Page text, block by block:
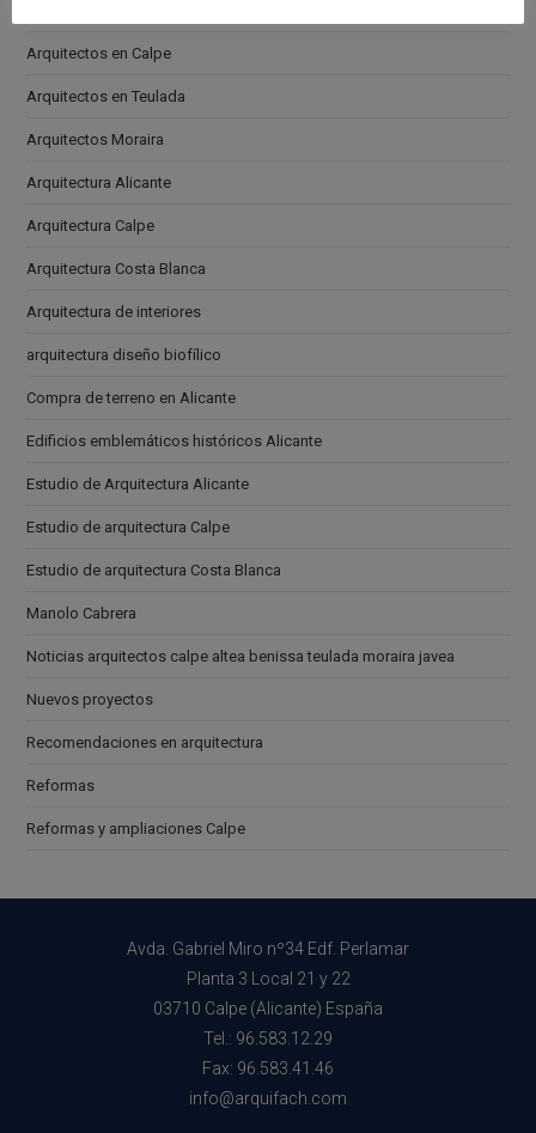
Arquitectos en Calpe
Arquitectos en Teulada
Arquitectos Moraira
Arquitectura Alicante
Arquitectura Calpe
Arquitectura Costa Blanca
Arquitectura de interiores
arquitectura diseño biofílico
Compra de terreno en Alicante
Edificios emblemáticos históricos Alicante
Estudio de Arquitectura Alicante
Estudio de arquitectura Calpe
Estudio de arquitectura Costa Blanca
Manolo Cabrera
Noticias arquitectos calpe altea benissa teulada moraira javea
Nuevos proyectos
Recomendaciones en arquitectura
Reformas
Reformas y ampliaciones Calpe
Avda. Gabriel Miro nº34 Edf. Perlamar
Planta 3 Local 21 y 22
03710 Calpe (Alicante) España
Tel.: 96.583.12.29
Fax: 96.583.41.46
info@arquifach.com